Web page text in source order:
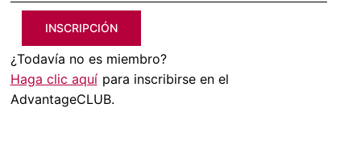
INSCRIPCIÓN
¿Todavía no es miembro?
Haga clic aquí para inscribirse en el
AdvantageCLUB.